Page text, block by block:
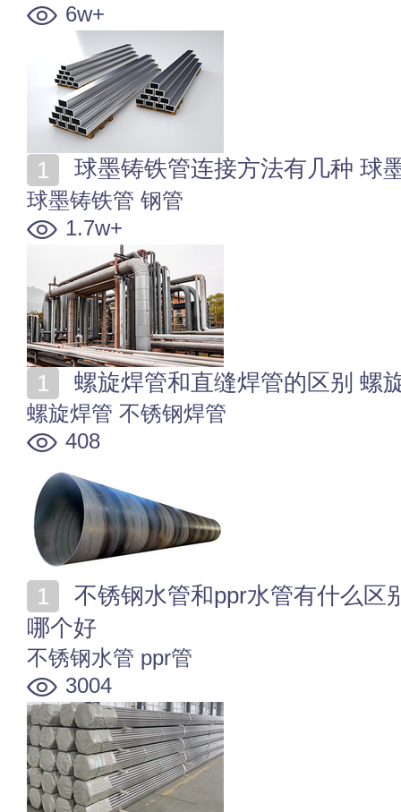
6w+
球墨铸铁管连接方法有几种 球
球墨铸铁管 钢管
1.7w+
螺旋焊管和直缝焊管的区别 螺
螺旋焊管 不锈钢焊管
408
哪个好
不锈钢水管 ppr管
3004